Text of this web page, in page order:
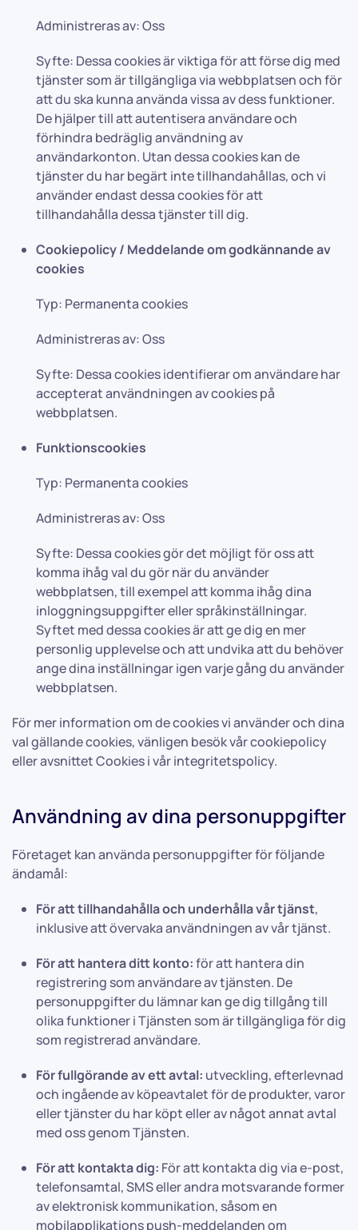
Administreras av: Oss
Syfte: Dessa cookies är viktiga för att förse dig med
tjänster som är tillgängliga via webbplatsen och för
att du ska kunna använda vissa av dess funktioner.
De hjälper till att autentisera användare och
förhindra bedräglig användning av
användarkonton. Utan dessa cookies kan de
tjänster du har begärt inte tillhandahållas, och vi
använder endast dessa cookies för att
tillhandahålla dessa tjänster till dig.
Cookiepolicy / Meddelande om godkännande av
cookies
Typ: Permanenta cookies
Administreras av: Oss
Syfte: Dessa cookies identifierar om användare har
accepterat användningen av cookies på
webbplatsen.
Funktionscookies
Typ: Permanenta cookies
Administreras av: Oss
Syfte: Dessa cookies gör det möjligt för oss att
komma ihåg val du gör när du använder
webbplatsen, till exempel att komma ihåg dina
inloggningsuppgifter eller språkinställningar.
Syftet med dessa cookies är att ge dig en mer
personlig upplevelse och att undvika att du behöver
ange dina inställningar igen varje gång du använder
webbplatsen.
För mer information om de cookies vi använder och dina
val gällande cookies, vänligen besök vår cookiepolicy
eller avsnittet Cookies i vår integritetspolicy.
Användning av dina personuppgifter
Företaget kan använda personuppgifter för följande
ändamål:
För att tillhandahålla och underhålla vår tjänst,
inklusive att övervaka användningen av vår tjänst.
För att hantera ditt konto:för att hantera din
registrering som användare av tjänsten. De
personuppgifter du lämnar kan ge dig tillgång till
olika funktioner i Tjänsten som är tillgängliga för dig
som registrerad användare.
För fullgörande av ett avtal: utveckling, efterlevnad
och ingående av köpeavtalet för de produkter, varor
eller tjänster du har köpt eller av något annat avtal
med oss genom Tjänsten.
För att kontakta dig: För att kontakta dig via e-post,
telefonsamtal, SMS eller andra motsvarande former
av elektronisk kommunikation, såsom en
mobilapplikations push-meddelanden om